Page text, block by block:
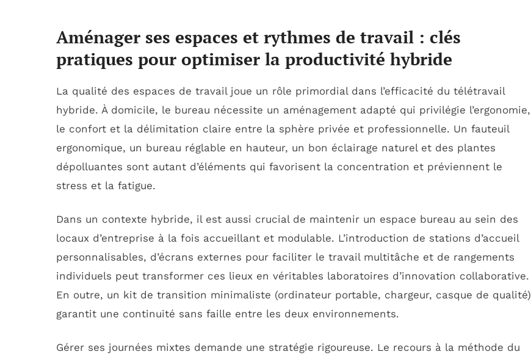
Aménager ses espaces et rythmes de travail : clés
pratiques pour optimiser la productivité hybride
La qualité des espaces de travail joue un rôle primordial dans l’efficacité du télétravail
hybride. À domicile, le bureau nécessite un aménagement adapté qui privilégie l’ergonomie,
le confort et la délimitation claire entre la sphère privée et professionnelle. Un fauteuil
ergonomique, un bureau réglable en hauteur, un bon éclairage naturel et des plantes
dépolluantes sont autant d’éléments qui favorisent la concentration et préviennent le
stress et la fatigue.
Dans un contexte hybride, il est aussi crucial de maintenir un espace bureau au sein des
locaux d’entreprise à la fois accueillant et modulable. L’introduction de stations d’accueil
personnalisables, d’écrans externes pour faciliter le travail multitâche et de rangements
individuels peut transformer ces lieux en véritables laboratoires d’innovation collaborative.
En outre, un kit de transition minimaliste (ordinateur portable, chargeur, casque de qualité)
garantit une continuité sans faille entre les deux environnements.
Gérer ses journées mixtes demande une stratégie rigoureuse. Le recours à la méthode du